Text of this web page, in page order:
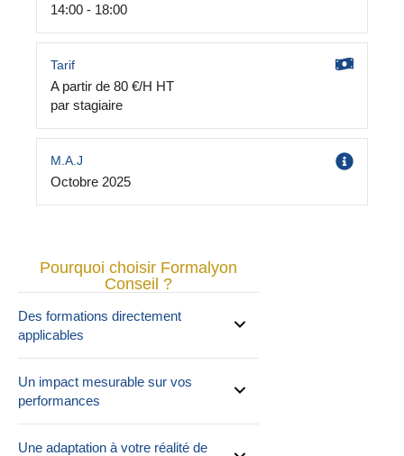
14:00 - 18:00
Tarif
A partir de 80 €/H HT
par stagiaire
M.A.J
Octobre 2025
Pourquoi choisir Formalyon
Conseil ?
Des formations directement
applicables
Un impact mesurable sur vos
performances
Une adaptation à votre réalité de